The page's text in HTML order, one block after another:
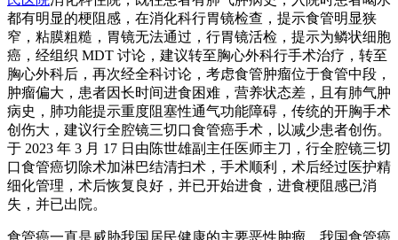
都有明显的梗阻感，在消化科行胃镜检查，提示食管明显狭
窄，粘膜粗糙，胃镜无法通过，行胃镜活检，提示为鳞状细胞
癌，经组织 MDT 讨论，建议转至胸心外科行手术治疗，转至
胸心外科后，再次经全科讨论，考虑食管肿瘤位于食管中段，
肿瘤偏大，患者因长时间进食困难，营养状态差，且有肺气肿
病史，肺功能提示重度阻塞性通气功能障碍，传统的开胸手术
创伤大，建议行全腔镜三切口食管癌手术，以减少患者创伤。
于 2023 年 3 月 17 日由陈世雄副主任医师主刀，行全腔镜三切
口食管癌切除术加淋巴结清扫术，手术顺利，术后经过医护精
细化管理，术后恢复良好，并已开始进食，进食梗阻感已消
失，并已出院。